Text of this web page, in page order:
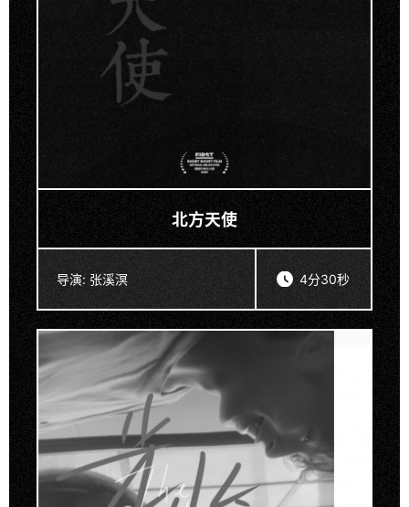
北方天使
4分30秒
导演: 张溪溟